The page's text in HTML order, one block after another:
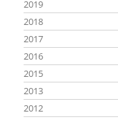
2019
2018
2017
2016
2015
2013
2012